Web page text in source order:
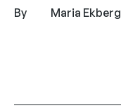
By Maria Ekberg